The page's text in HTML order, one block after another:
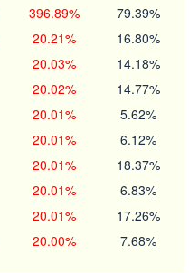
396.89% 79.39%
20.21% 16.80%
20.03% 14.18%
20.02% 14.77%
20.01% 5.62%
20.01% 6.12%
20.01% 18.37%
20.01% 6.83%
20.01% 17.26%
20.00% 7.68%